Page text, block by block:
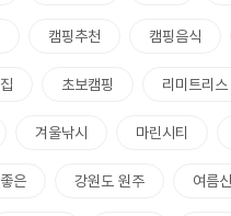
캠핑추천 캠핑음식
초보캠핑 리미트리스
겨울낚시 마린시티
은 강원도 원주 여름